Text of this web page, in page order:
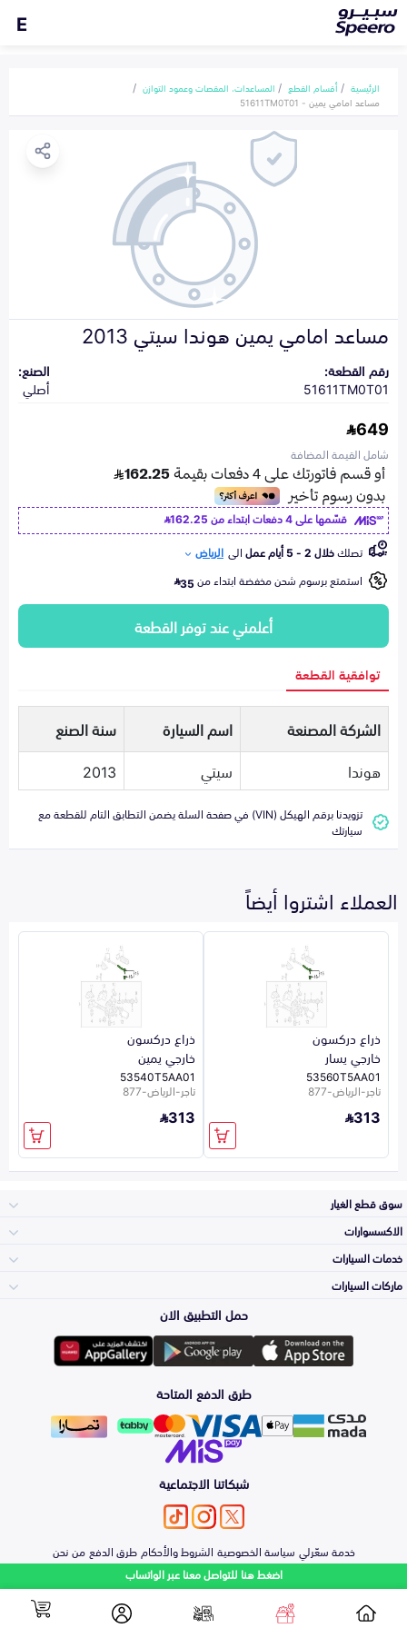
اضغط هنا للتواصل معنا عبر الواتساب
E
الرئيسية أقسام القطع
المساعدات، المقصات وعمود التوازن
مساعد امامي يمين - 51611TM0T01
مساعد امامي يمين هوندا سيتي 2013
رقم القطعة:
51611TM0T01
الصنع:
أصلي
649
شامل القيمة المضافة
قسّمها على 4 دفعات ابتداء من
162.25
تصلكخلال 2 - 5 أيام عمل الى الرياض
استمتع برسوم شحن مخفضة ابتداء من35
أعلمني عند توفر القطعة
توافقية القطعة
الشركة المصنعة اسم السيارة
سنة الصنع
هوندا
سيتي 2013
تزويدنا برقم الهيكل (VIN) في صفحة السلة يضمن التطابق التام للقطعة مع
سيارتك
العملاء اشتروا أيضاً
ذراع دركسون
خارجي يسار
53560T5AA01
تاجر-الرياض-877
313
ذراع دركسون
خارجي يمين
53540T5AA01
تاجر-الرياض-877
313
سوق قطع الغيار
المكائن، القيرات
وملحقاتها
الشمعات
والاصطبات (الاضاءة)
الفرامل والأقمشة
الأبواب، الرفرف
والكبوت
الاكسسوارات
لوازم الرحلات
اكسسوارات العناية
الزيوت و السوائل
خدمات السيارات
الأكثر مبيعاً
التلميع والعناية
حماية مقدمة السيارة
والصدمات
ماركات السيارات
Toyota
Hyundai
Kia
Nissan
حمل التطبيق الان
طرق الدفع المتاحة
شبكاتنا الاجتماعية
خدمة سعّرلي سياسة الخصوصية الشروط والأحكامطرق الدفعمن نحن